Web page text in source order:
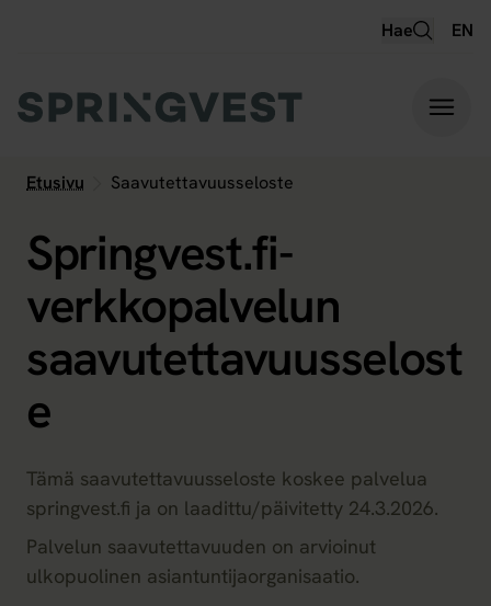
Hae EN
Etusivu Saavutettavuusseloste
Springvest.fi-
verkkopalvelun
saavutettavuusselost
e
Tämä saavutettavuusseloste koskee palvelua
springvest.fi ja on laadittu/päivitetty 24.3.2026.
Palvelun saavutettavuuden on arvioinut
ulkopuolinen asiantuntijaorganisaatio.